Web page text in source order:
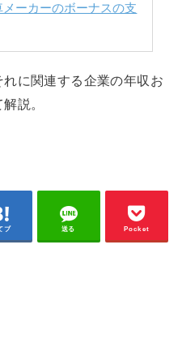
メーカーのボーナスの支
れに関連する企業の年収お
説。
ブ 送る Pocket